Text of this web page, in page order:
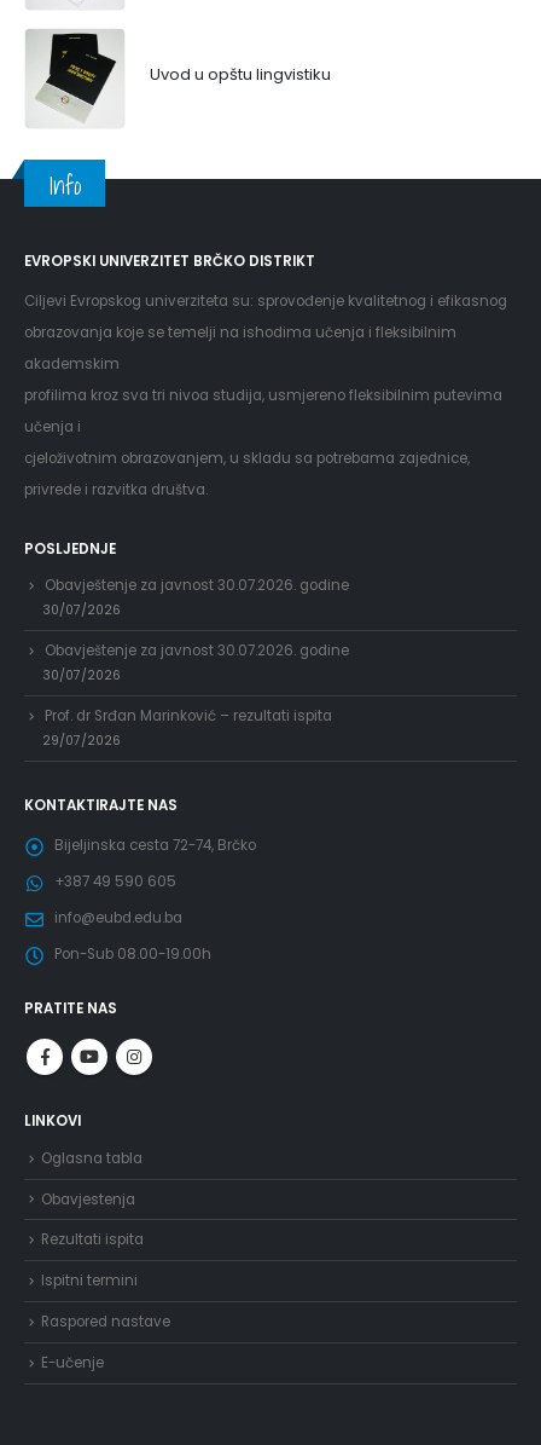
Uvod u opštu lingvistiku
Info
EVROPSKI UNIVERZITET BRČKO DISTRIKT
Ciljevi Evropskog univerziteta su: sprovođenje kvalitetnog i efikasnog
obrazovanja koje se temelji na ishodima učenja i fleksibilnim
akademskim
profilima kroz sva tri nivoa studija, usmjereno fleksibilnim putevima
učenja i
cjeloživotnim obrazovanjem, u skladu sa potrebama zajednice,
privrede i razvitka društva.
POSLJEDNJE
Obavještenje za javnost 30.07.2026. godine
30/07/2026
Obavještenje za javnost 30.07.2026. godine
30/07/2026
Prof. dr Srđan Marinković – rezultati ispita
29/07/2026
KONTAKTIRAJTE NAS
Bijeljinska cesta 72-74, Brčko
+387 49 590 605
info@eubd.edu.ba
Pon-Sub 08.00-19.00h
PRATITE NAS
LINKOVI
Oglasna tabla
Obavjestenja
Rezultati ispita
Ispitni termini
Raspored nastave
E-učenje